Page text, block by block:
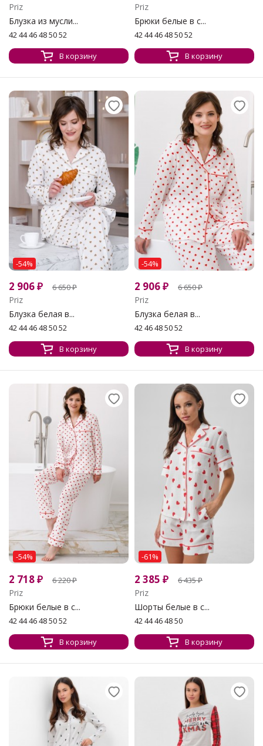
Priz
Блузка из мусли...
42 44 46 48 50 52
В корзину
Priz
Брюки белые в с...
42 44 46 48 50 52
В корзину
-54%
2 906₽ 6 650₽
Priz
Блузка белая в...
42 44 46 48 50 52
В корзину
-54%
2 906₽ 6 650₽
Priz
Блузка белая в...
42 46 48 50 52
В корзину
-54%
2 718₽ 6 220₽
Priz
Брюки белые в с...
42 44 46 48 50 52
В корзину
-61%
2 385 ₽ 6 435₽
Priz
Шорты белые в с...
42 44 46 48 50
В корзину